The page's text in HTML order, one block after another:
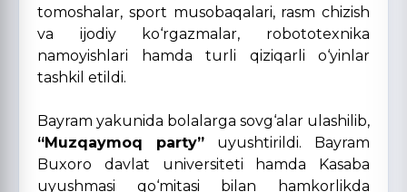
tomoshalar, sport musobaqalari, rasm chizish
va ijodiy ko‘rgazmalar, robototexnika
namoyishlari hamda turli qiziqarli o‘yinlar
tashkil etildi.
Bayram yakunida bolalarga sovg‘alar ulashilib,
“Muzqaymoq party” uyushtirildi. Bayram
Buxoro davlat universiteti hamda Kasaba
uyushmasi qo‘mitasi bilan hamkorlikda